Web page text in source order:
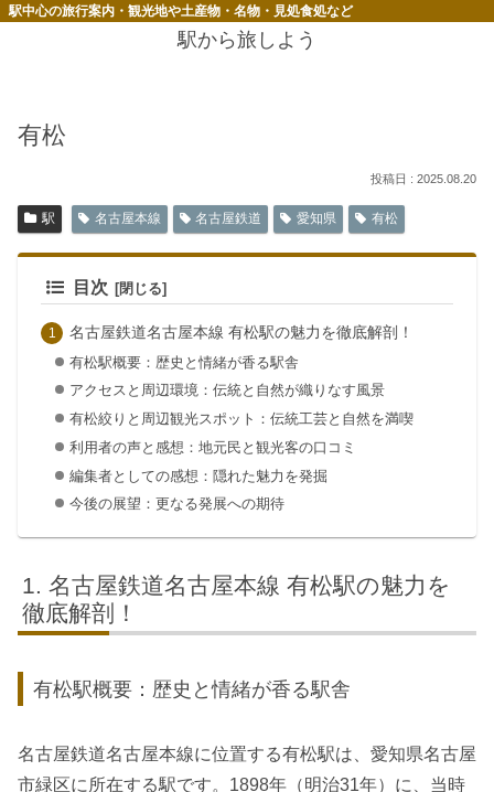
駅中心の旅行案内・観光地や土産物・名物・見処食処など
駅から旅しよう
有松
2025.08.20
駅 名古屋本線 名古屋鉄道 愛知県 有松
目次
名古屋鉄道名古屋本線 有松駅の魅力を徹底解剖！
有松駅概要：歴史と情緒が香る駅舎
アクセスと周辺環境：伝統と自然が織りなす風景
有松絞りと周辺観光スポット：伝統工芸と自然を満喫
利用者の声と感想：地元民と観光客の口コミ
編集者としての感想：隠れた魅力を発掘
今後の展望：更なる発展への期待
名古屋鉄道名古屋本線 有松駅の魅力を
徹底解剖！
有松駅概要：歴史と情緒が香る駅舎
名古屋鉄道名古屋本線に位置する有松駅は、愛知県名古屋
市緑区に所在する駅です。1898年（明治31年）に、当時